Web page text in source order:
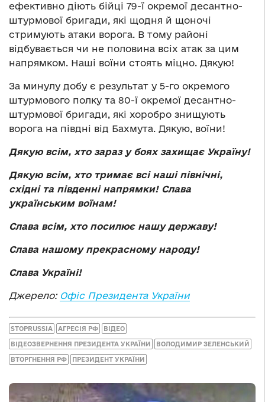
ефективно діють бійці 79-ї окремої десантно-
штурмової бригади, які щодня й щоночі
стримують атаки ворога. В тому районі
відбувається чи не половина всіх атак за цим
напрямком. Наші воїни стоять міцно. Дякую!
За минулу добу є результат у 5-го окремого
штурмового полку та 80-ї окремої десантно-
штурмової бригади, які хоробро знищують
ворога на півдні від Бахмута. Дякую, воїни!
Дякую всім, хто зараз у боях захищає Україну!
Дякую всім, хто тримає всі наші північні,
східні та південні напрямки! Слава
українським воїнам!
Слава всім, хто посилює нашу державу!
Слава нашому прекрасному народу!
Слава Україні!
Джерело: Офіс Президента України
STOPRUSSIA АГРЕСІЯ РФ ВІДЕО
ВІДЕОЗВЕРНЕННЯ ПРЕЗИДЕНТА УКРАЇНИ ВОЛОДИМИР ЗЕЛЕНСЬКИЙ
ВТОРГНЕННЯ РФ ПРЕЗИДЕНТ УКРАЇНИ